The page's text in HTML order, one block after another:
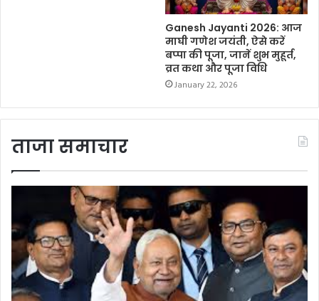
Ganesh Jayanti 2026: आज
माघी गणेश जयंती, ऐसे करें
बप्पा की पूजा, जानें शुभ मुहूर्त,
व्रत कथा और पूजा विधि
January 22, 2026
ताजा समाचार